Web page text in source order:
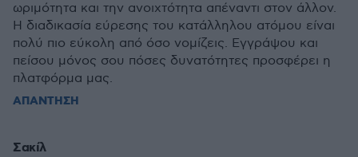
ωριμότητα και την ανοιχτότητα απέναντι στον άλλον.
Η διαδικασία εύρεσης του κατάλληλου ατόμου είναι
πολύ πιο εύκολη από όσο νομίζεις. Εγγράψου και
πείσου μόνος σου πόσες δυνατότητες προσφέρει η
πλατφόρμα μας.
ΑΠΑΝΤΗΣΗ
Σακίλ